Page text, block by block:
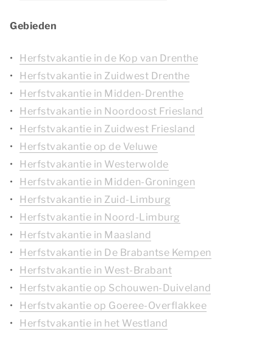
Gebieden
Herfstvakantie in de Kop van Drenthe
Herfstvakantie in Zuidwest Drenthe
Herfstvakantie in Midden-Drenthe
Herfstvakantie in Noordoost Friesland
Herfstvakantie in Zuidwest Friesland
Herfstvakantie op de Veluwe
Herfstvakantie in Westerwolde
Herfstvakantie in Midden-Groningen
Herfstvakantie in Zuid-Limburg
Herfstvakantie in Noord-Limburg
Herfstvakantie in Maasland
Herfstvakantie in De Brabantse Kempen
Herfstvakantie in West-Brabant
Herfstvakantie op Schouwen-Duiveland
Herfstvakantie op Goeree-Overflakkee
Herfstvakantie in het Westland